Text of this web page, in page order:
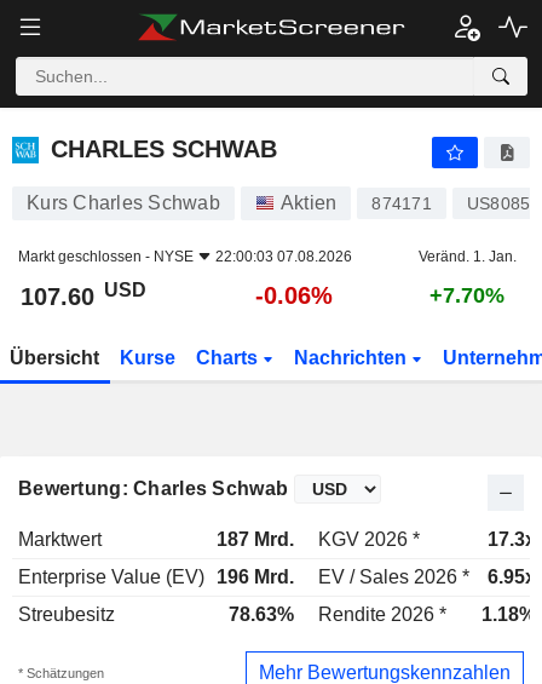
CHARLES SCHWAB
CHARLES SCHWAB
Kurs Charles Schwab Aktien 874171
Markt geschlossen - NYSE 22:00:03 07.08.2026 Veränd. 1. Jan.
107.60 USD -0.06% +7.70%
Übersicht Kurse Charts Nachrichten
Bewertung: Charles Schwab
Marktwert 187 Mrd. KGV 2026 *
17.3x
Enterprise Value (EV)
196 Mrd. EV / Sales 2026 *
6.95x
Streubesitz
78.63% Rendite 2026 * 1.18%
* Schätzungen Mehr Bewertungskennzahlen